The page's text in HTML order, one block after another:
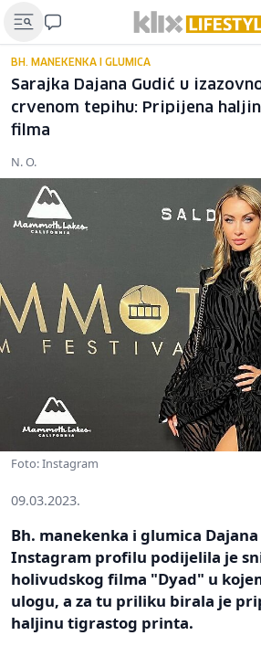
BH. MANEKENKA I GLUMICA
Sarajka Dajana Gudić u
crvenom tepihu: Pripijena
filma
N. O.
Foto: Instagram
09.03.2023.
Bh. manekenka i glumica
Instagram profilu podijelila je
holivudskog filma "Dyad" u
ulogu, a za tu priliku birala je
haljinu tigrastog printa.